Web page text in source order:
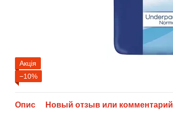
Акція
−10%
Опис Новый отзыв или комментарий